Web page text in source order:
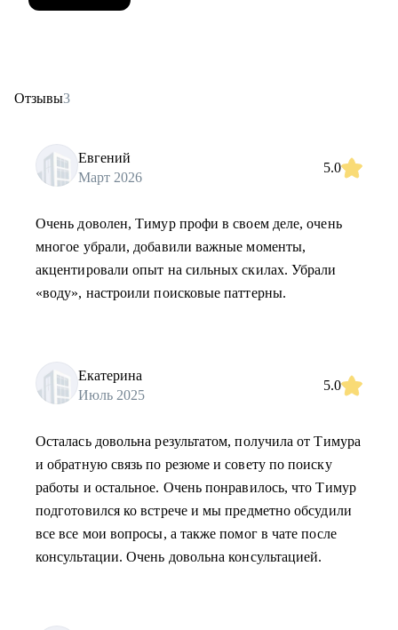
Отзывы3
Евгений
Март 2026
5.0
Очень доволен, Тимур профи в своем деле, очень
многое убрали, добавили важные моменты,
акцентировали опыт на сильных скилах. Убрали
«воду», настроили поисковые паттерны.
Екатерина
Июль 2025
5.0
Осталась довольна результатом, получила от Тимура
и обратную связь по резюме и совету по поиску
работы и остальное. Очень понравилось, что Тимур
подготовился ко встрече и мы предметно обсудили
все все мои вопросы, а также помог в чате после
консультации. Очень довольна консультацией.